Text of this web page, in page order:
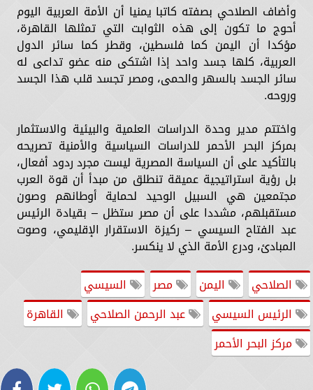
وأضاف الصلاحي بصفته كاتبا يمنيا أن الأمة العربية اليوم
أحوج ما تكون إلى هذه الثوابت التي تمثلها القاهرة،
مؤكدا أن اليمن كما فلسطين، وقطر كما سائر الدول
العربية، كلها جسد واحد إذا اشتكى منه عضو تداعى له
سائر الجسد بالسهر والحمى، ومصر تجسد قلب هذا الجسد
وروحه.
واختتم مدير وحدة الدراسات العلمية والبيئية والاستثمار
بمركز البحر الأحمر للدراسات السياسية والأمنية تصريحه
بالتأكيد على أن السياسة المصرية ليست مجرد ردود أفعال،
بل رؤية استراتيجية عميقة تنطلق من مبدأ أن قوة العرب
مجتمعين هي السبيل الوحيد لحماية أوطانهم وصون
مستقبلهم، مشددا على أن مصر ستظل – بقيادة الرئيس
عبد الفتاح السيسي – ركيزة الاستقرار الإقليمي، وصوت
المبادئ، ودرع الأمة الذي لا ينكسر.
الصلاحي
اليمن مصر
السيسي
الرئيس السيسي
عبد الرحمن الصلاحي
القاهرة
مركز البحر الأحمر